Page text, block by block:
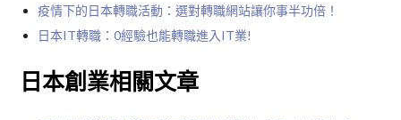
疫情下的日本轉職活動：選對轉職網站讓你事半功倍！
日本IT轉職：0經驗也能轉職進入IT業!
日本創業相關文章